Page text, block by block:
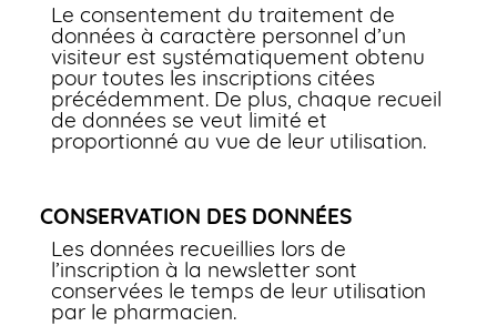
Le consentement du traitement de
données à caractère personnel d’un
visiteur est systématiquement obtenu
pour toutes les inscriptions citées
précédemment. De plus, chaque recueil
de données se veut limité et
proportionné au vue de leur utilisation.
CONSERVATION DES DONNÉES
Les données recueillies lors de
l’inscription à la newsletter sont
conservées le temps de leur utilisation
par le pharmacien.